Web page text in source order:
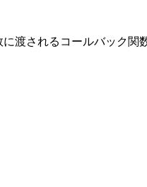
数に渡されるコールバッ